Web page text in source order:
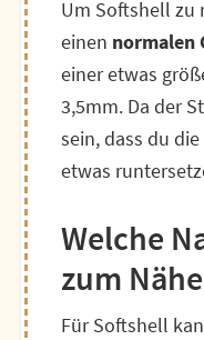
Um Softshell zu
einen normalen
einer etwas
3,5mm. Da der
sein, dass du
etwas
Welche
zum
Für Softshell